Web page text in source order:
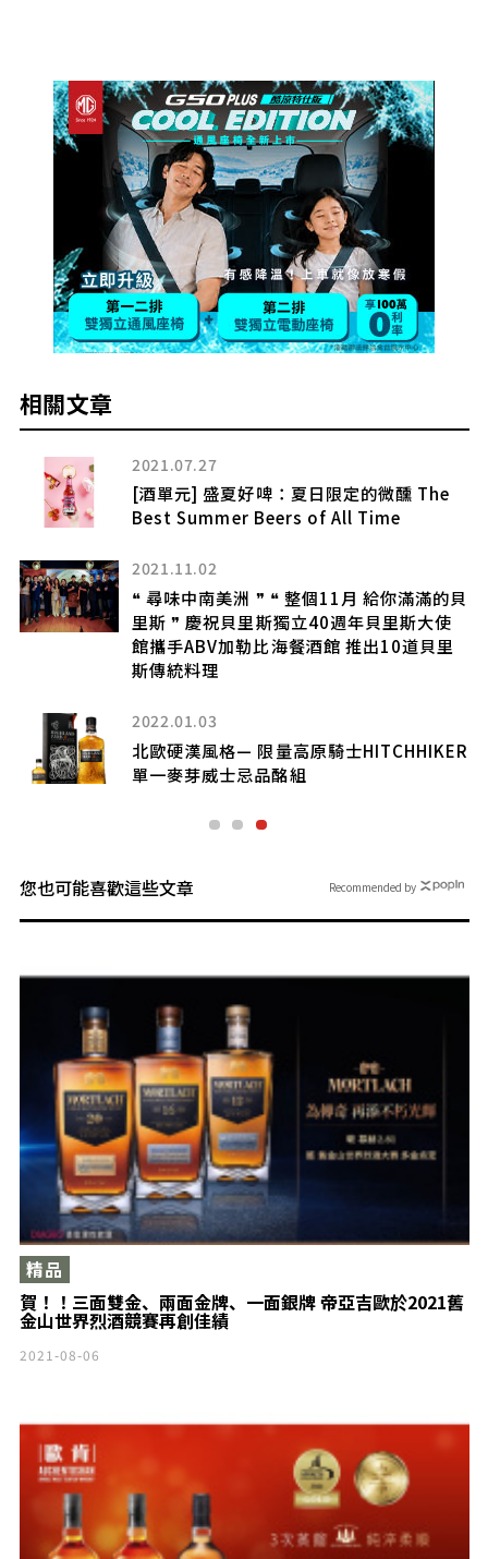
相關文章
2021.07.27
[酒單元] 盛夏好啤：夏日限定的微醺 The
Best Summer Beers of All Time
2021.11.02
❝ 尋味中南美洲 ❞ ❝ 整個11月 給你滿滿的貝
里斯 ❞ 慶祝貝里斯獨立40週年貝里斯大使
館攜手ABV加勒比海餐酒館 推出10道貝里
斯傳統料理
2022.01.03
北歐硬漢風格— 限量高原騎士HITCHHIKER
單一麥芽威士忌品酩組
您也可能喜歡這些文章
賀！！三面雙金、兩面金牌、一面銀牌 帝亞吉歐於2021舊
金山世界烈酒競賽再創佳績
精品
2021-08-06
Recommended by